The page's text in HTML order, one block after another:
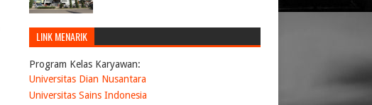
LINK MENARIK
Program Kelas Karyawan:
Universitas Dian Nusantara
Universitas Sains Indonesia